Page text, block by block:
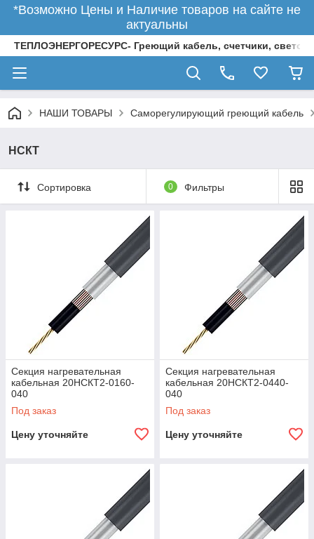
*Возможно Цены и Наличие товаров на сайте не
актуальны
ТЕПЛОЭНЕРГОРЕСУРС- Греющий кабель, счетчики,
НАШИ ТОВАРЫ Саморегулирующий греющий кабель
НСКТ
Сортировка 0 Фильтры
Секция нагревательная
кабельная 20НСКТ2-0160-
040
Под заказ
Цену уточняйте
Секция нагревательная
кабельная 20НСКТ2-0440-
040
Под заказ
Цену уточняйте